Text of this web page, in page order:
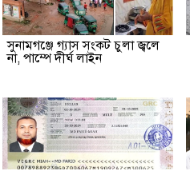
সুনামগঞ্জে গ্যাস সংকট চুলা জ্বলে
না, পাম্পে দীর্ঘ লাইন